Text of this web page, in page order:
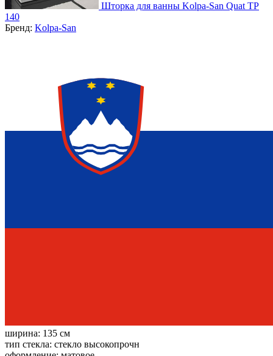
Шторка для ванны Kolpa-San Quat TP
140
Бренд: Kolpa-San
ширина: 135 см
тип стекла: стекло высокопрочн